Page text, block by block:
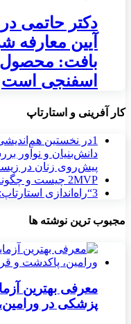
دکتر حاتمی
آیین معارفه
بافت:
اسفنجی است
کار آفرینی و استارتاپ
1در نخستین
دانش‌بنیان و
پیش‌روی زنان در
2MVP چیست و چگونه می‌توان بازار را با آن فراهم کرد؟
3“راه‌اندازی
مجبوب ترین نوشته ها
معرفی بهترین
پزشکی در